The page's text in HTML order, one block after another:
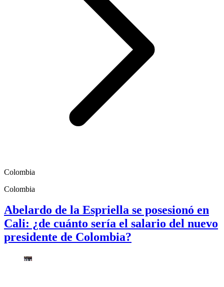
Colombia
Colombia
Abelardo de la Espriella se posesionó en
Cali: ¿de cuánto sería el salario del nuevo
presidente de Colombia?